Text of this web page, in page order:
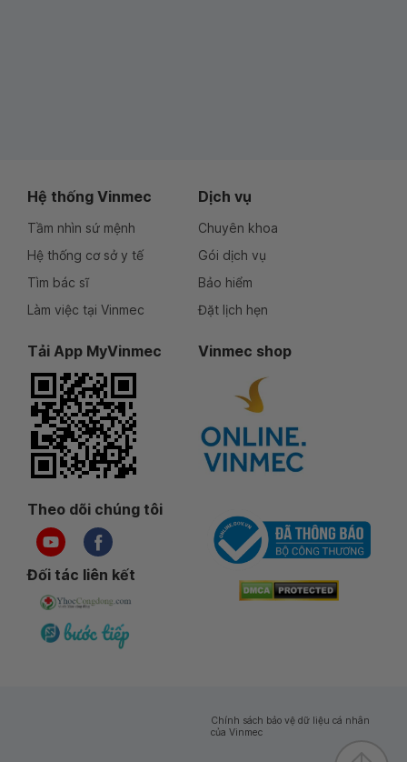
Hệ thống Vinmec
Tầm nhìn sứ mệnh
Hệ thống cơ sở y tế
Tìm bác sĩ
Làm việc tại Vinmec
Dịch vụ
Chuyên khoa
Gói dịch vụ
Bảo hiểm
Đặt lịch hẹn
Tải App MyVinmec Vinmec shop
Theo dõi chúng tôi
Đối tác liên kết
Chính sách bảo vệ dữ liệu cá nhân
của Vinmec